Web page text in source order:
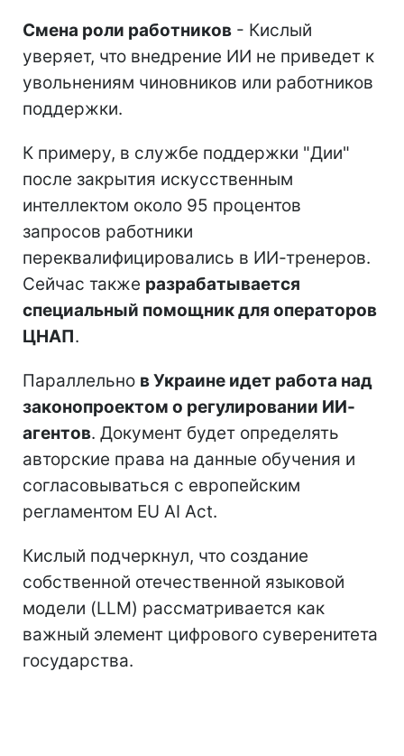
Смена роли работников - Кислый
уверяет, что внедрение ИИ не приведет к
увольнениям чиновников или работников
поддержки.
К примеру, в службе поддержки "Дии"
после закрытия искусственным
интеллектом около 95 процентов
запросов работники
переквалифицировались в ИИ-тренеров.
Сейчас также разрабатывается
специальный помощник для операторов
ЦНАП.
Параллельно в Украине идет работа над
законопроектом о регулировании ИИ-
агентов. Документ будет определять
авторские права на данные обучения и
согласовываться с европейским
регламентом EU AI Act.
Кислый подчеркнул, что создание
собственной отечественной языковой
модели (LLM) рассматривается как
важный элемент цифрового суверенитета
государства.